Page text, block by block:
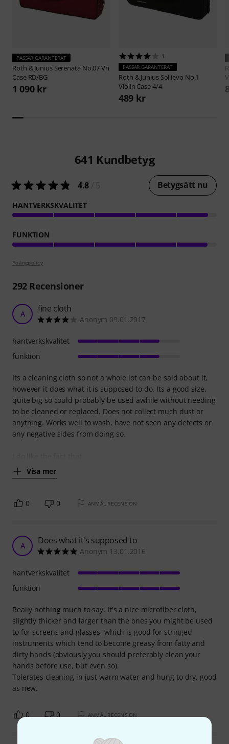
PASSAR GARANTERAT
Roth & Junius Serenata No.07 Vn
Case RD/BG
1 090 kr
1
PASSAR GARANTERAT
Roth & Junius Sollievo No.1
Violin Case 4/4
489 kr
641 Kundbetyg
4.8 Betygsätt nu
HANTVERKSKVALITET
FUNKTION
Poängpolicy
292Recensioner
A fine cloth
Anonym 09.01.2017
Its a cleaning cloth so not a whole lot can be said about it,
however it does what it is supposed to do. Its a good size,
quite big so could probably be used awhile without needing
to be cleaned or replaced. Does not collect much dust or
anything. Works well to wash, have not seen any defects or
any negative sides from doing so.
Visa mer
hantverkskvalitet
funktion
0 0 ANMÄL RECENSION
A Does what it's supposed to
Anonym 13.01.2016
Really nothing much to say. It's a nice microfiber cloth,
slightly thicker and larger than the ones you might be used
to for screens and glasses, which is good for stringed
instruments which tend to become greasy from fatty and
dirty hands (obviously you should preferably clean your
hands before use, but even so).
Tolerates cleaning in just warm water and hung to dry, good
as new.
hantverkskvalitet
funktion
0 0 ANMÄL RECENSION